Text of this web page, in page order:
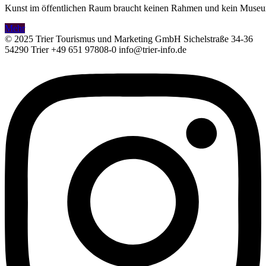
Kunst im öffentlichen Raum braucht keinen Rahmen und kein
Mehr
© 2025 Trier Tourismus und Marketing GmbH Sichelstraße 34-36
54290 Trier +49 651 97808-0 info@trier-info.de